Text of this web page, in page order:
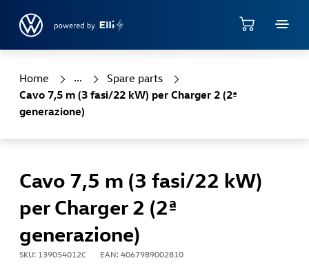
Home Shop Spare parts
Cavo 7,5 m (3 fasi/22 kW) per Charger 2 (2ª
generazione)
Cavo 7,5 m (3 fasi/22 kW)
per Charger 2 (2ª
generazione)
SKU: 139054012C EAN: 4067989002810